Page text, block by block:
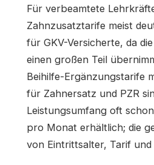
Für verbeamtete
Zahnzusatztarife meist
für GKV-Versicherte, da
einen großen Teil
Beihilfe-Ergänzungstarife
für Zahnersatz und PZR
Leistungsumfang oft
pro Monat erhältlich; die
von Eintrittsalter, Tarif